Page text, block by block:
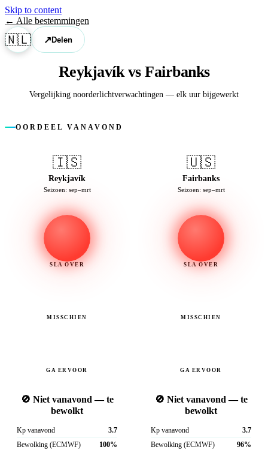
Skip to content
← Alle bestemmingen
🇳🇱 ↗Delen
Reykjavík vs Fairbanks
Vergelijking noorderlicht­verwachtingen — elk uur bijgewerkt
OORDEEL VANAVOND
🇮🇸
Reykjavík
Seizoen: sep–mrt
SLA OVER
MISSCHIEN
GA ERVOOR
🚫 Niet vanavond — te
bewolkt
Kp vanavond
3.7
Bewolking (ECMWF)
100%
🇺🇸
Fairbanks
Seizoen: sep–mrt
SLA OVER
MISSCHIEN
GA ERVOOR
🚫 Niet vanavond — te
bewolkt
Kp vanavond
3.7
Bewolking (ECMWF)
96%